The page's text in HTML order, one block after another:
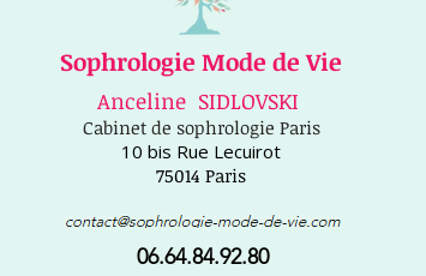
Sophrologie Mode de Vie
Anceline SIDLOVSKI
Cabinet de sophrologie Paris
10 bis Rue Lecuirot
75014 Paris
06.64.84.92.80